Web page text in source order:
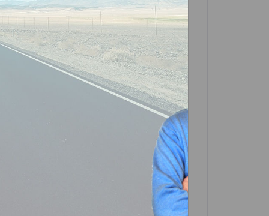
zuerst eine Variante
GTI-Silca